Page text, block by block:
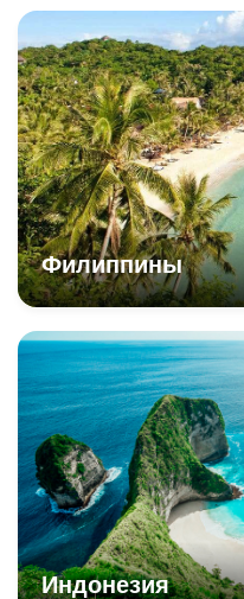
Филиппины
Индонезия